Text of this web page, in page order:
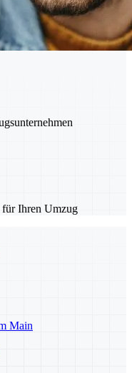
für Ihren Umzug
Main